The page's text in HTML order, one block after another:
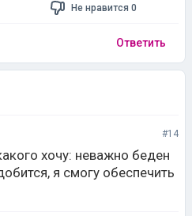
Не нравится 0
Ответить
#14
хочу: неважно беден
я смогу обеспечить